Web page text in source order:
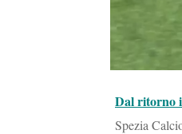
Dal ritorno
Spezia